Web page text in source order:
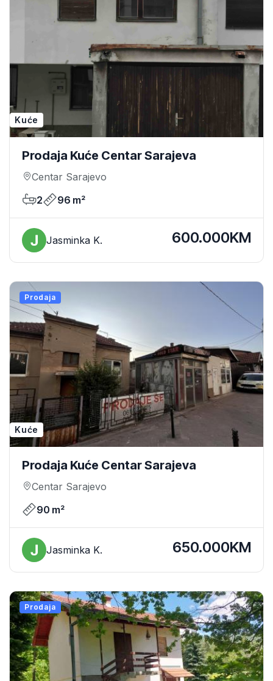
Kuće
Prodaja Kuće Centar Sarajeva
Centar Sarajevo
2
96 m²
Jasminka K. 600.000KM
Prodaja
Kuće
Prodaja Kuće Centar Sarajeva
Centar Sarajevo
90 m²
Jasminka K. 650.000KM
Prodaja